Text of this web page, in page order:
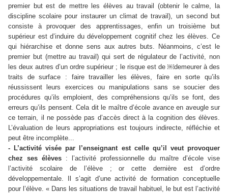
premier but est de mettre les élèves au travail (obtenir le calme, la
discipline scolaire pour instaurer un climat de travail), un second but
consiste à provoquer des apprentissages, enfin un troisième but
supérieur est d’induire du développement cognitif chez les élèves. Ce
qui hiérarchise et donne sens aux autres buts. Néanmoins, c’est le
premier but (mettre au travail) qui sert de régulateur de l’activité, non
les deux autres d’un ordre supérieur ; le risque est de ￼demeurer à des
traits de surface : faire travailler les élèves, faire en sorte qu’ils
réussissent leurs exercices ou manipulations sans se soucier des
procédures qu’ils emploient, des compréhensions qu’ils se font, des
erreurs qu’ils pensent. Cela dit le maître d’école avance en aveugle sur
ce terrain, il ne possède pas d’accès direct à la cognition des élèves.
L’évaluation de leurs appropriations est toujours indirecte, réfléchie et
peut être incomplète...
- L’activité visée par l’enseignant est celle qu’il veut provoquer
chez ses élèves : l’activité professionnelle du maître d’école vise
l’activité scolaire de l’élève ; or cette dernière est d’ordre
développementale. Il s’agit d’une activité de formation conceptuelle
pour l’élève. « Dans les situations de travail habituel, le but est l’activité